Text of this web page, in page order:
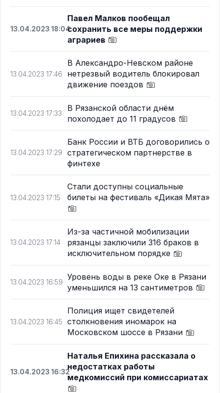
13.04.2023 18:04
Павел Малков пообещал
сохранить все меры поддержки
аграриев
13.04.2023 17:46
В Александро-Невском районе
нетрезвый водитель блокировал
движение поездов
13.04.2023 17:33
В Рязанской области днём
похолодает до 11 градусов
13.04.2023 17:29
Банк России и ВТБ договорились о
стратегическом партнерстве в
финтехе
13.04.2023 17:15
Стали доступны социальные
билеты на фестиваль «Дикая Мята»
13.04.2023 17:14
Из-за частичной мобилизации
рязанцы заключили 316 браков в
исключительном порядке
13.04.2023 16:59
Уровень воды в реке Оке в Рязани
уменьшился на 13 сантиметров
13.04.2023 16:45
Полиция ищет свидетелей
столкновения иномарок на
Московском шоссе в Рязани
13.04.2023 16:32
Наталья Епихина рассказала о
недостатках работы
медкомиссий при комиссариатах